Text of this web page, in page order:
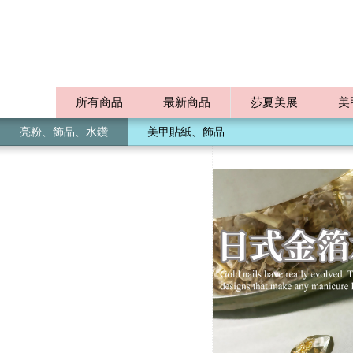
所有商品 最新商品 莎夏美展 美
亮粉、飾品、水鑽 美甲貼紙、飾品